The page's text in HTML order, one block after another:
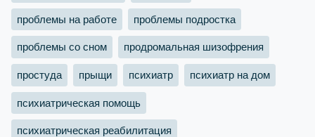
проблемы на работе проблемы подростка
проблемы со сном продромальная шизофрения
простуда прыщи психиатр психиатр на дом
психиатрическая помощь
психиатрическая реабилитация